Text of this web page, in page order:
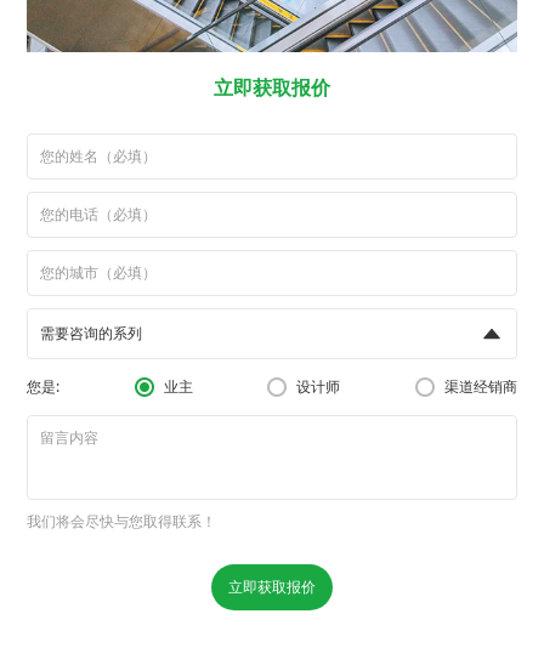
立即获取报价
需要咨询的系列
您是: 业主 设计师 渠道经销商
我们将会尽快与您取得联系！
立即获取报价